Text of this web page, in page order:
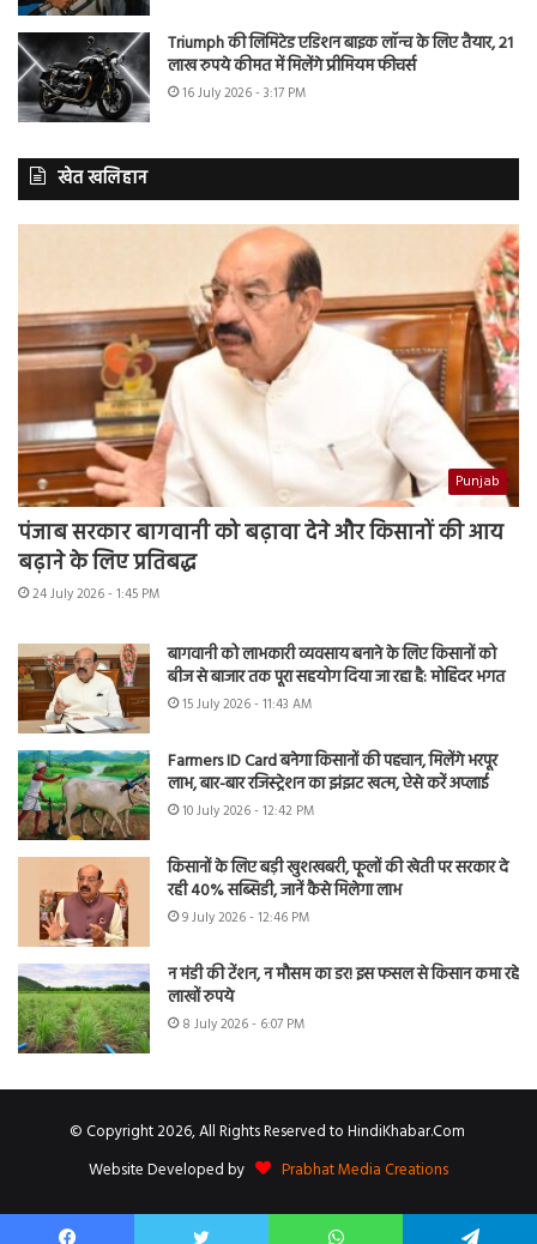
Triumph की लिमिटेड एडिशन बाइक लॉन्च के लिए तैयार, 21
लाख रुपये कीमत में मिलेंगे प्रीमियम फीचर्स
16 July 2026 - 3:17 PM
खेत खलिहान
Punjab
पंजाब सरकार बागवानी को बढ़ावा देने और किसानों की आय
बढ़ाने के लिए प्रतिबद्ध
24 July 2026 - 1:45 PM
बागवानी को लाभकारी व्यवसाय बनाने के लिए किसानों को
बीज से बाजार तक पूरा सहयोग दिया जा रहा है: मोहिंदर भगत
15 July 2026 - 11:43 AM
Farmers ID Card बनेगा किसानों की पहचान, मिलेंगे भरपूर
लाभ, बार-बार रजिस्ट्रेशन का झंझट खत्म, ऐसे करें अप्लाई
10 July 2026 - 12:42 PM
किसानों के लिए बड़ी खुशखबरी, फूलों की खेती पर सरकार दे
रही 40% सब्सिडी, जानें कैसे मिलेगा लाभ
9 July 2026 - 12:46 PM
न मंडी की टेंशन, न मौसम का डर! इस फसल से किसान कमा रहे
लाखों रुपये
8 July 2026 - 6:07 PM
© Copyright 2026, All Rights Reserved to HindiKhabar.Com
Website Developed by
Prabhat Media Creations